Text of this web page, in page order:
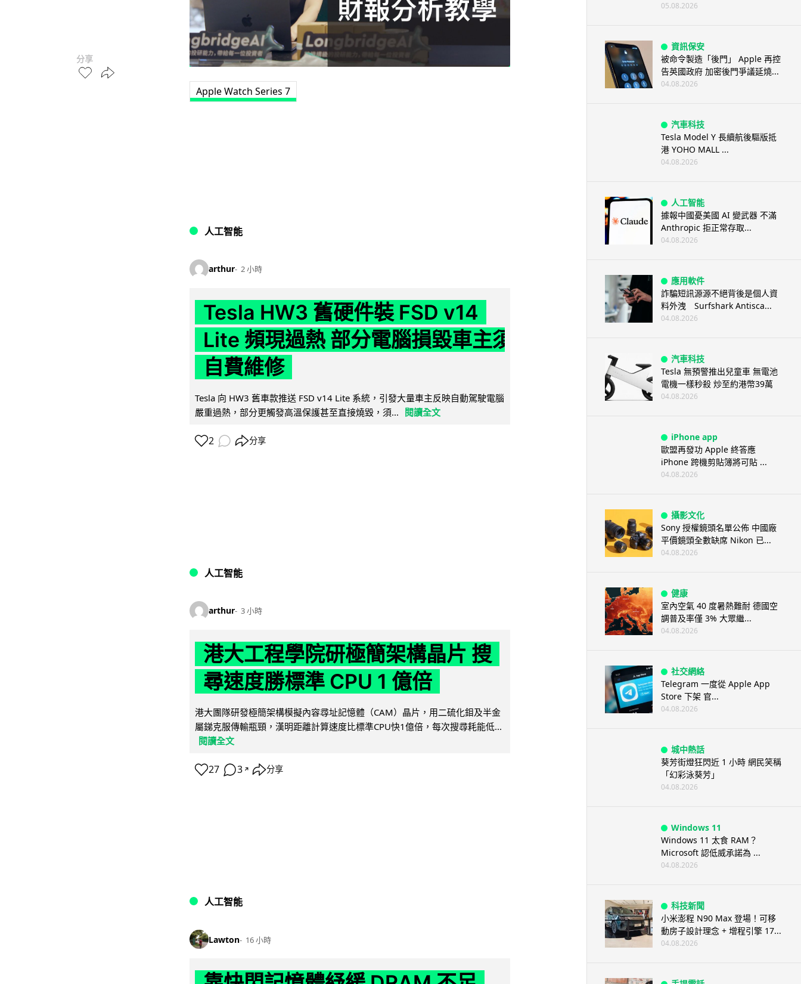
分享
Apple Watch Series 7
人工智能
arthur 2 小時
Tesla HW3 舊硬件裝 FSD v14
Lite 頻現過熱 部分電腦損毀車主須
自費維修
Tesla 向 HW3 舊車款推送 FSD v14 Lite 系統，引發大量車主反映自動駕駛電腦
嚴重過熱，部分更觸發高溫保護甚至直接燒毀，須... 閱讀全文
2 分享
人工智能
arthur 3 小時
港大工程學院研極簡架構晶片 搜
尋速度勝標準 CPU 1 億倍
港大團隊研發極簡架構模擬內容尋址記憶體（CAM）晶片，用二硫化鉬及半金
屬銻克服傳輸瓶頸，漢明距離計算速度比標準CPU快1億倍，每次搜尋耗能低...
閱讀全文
27 3 ↗ 分享
人工智能
Lawton 16 小時
05.08.2026
資訊保安
被命令製造「後門」 Apple 再控
告英國政府 加密後門爭議延燒...
04.08.2026
汽車科技
Tesla Model Y 長續航後驅版抵
港 YOHO MALL ...
04.08.2026
人工智能
據報中國憂美國 AI 變武器 不滿
Anthropic 拒正常存取...
04.08.2026
應用軟件
詐騙短訊源源不絕背後是個人資
料外洩 Surfshark Antisca...
04.08.2026
汽車科技
Tesla 無預警推出兒童車 無電池
電機一樣秒殺 炒至約港幣39萬
04.08.2026
iPhone app
歐盟再發功 Apple 終答應
iPhone 跨機剪貼簿將可貼 ...
04.08.2026
攝影文化
Sony 授權鏡頭名單公佈 中國廠
平價鏡頭全數缺席 Nikon 已...
04.08.2026
健康
室內空氣 40 度暑熱難耐 德國空
調普及率僅 3% 大眾繼...
04.08.2026
社交網絡
Telegram 一度從 Apple App
Store 下架 官...
04.08.2026
城中熱話
葵芳街燈狂閃近 1 小時 網民笑稱
「幻彩泳葵芳」
04.08.2026
Windows 11
Windows 11 太食 RAM？
Microsoft 認低威承諾為 ...
04.08.2026
科技新聞
小米澎程 N90 Max 登場！可移
動房子設計理念 + 增程引擎 17...
04.08.2026